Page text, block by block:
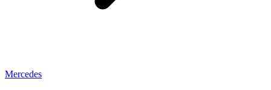
Mercedes